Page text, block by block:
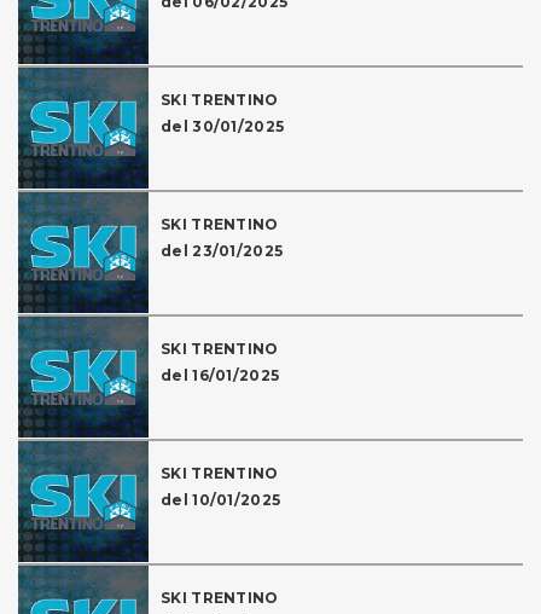
SKI TRENTINO
del 30/01/2025
SKI TRENTINO
del 23/01/2025
SKI TRENTINO
del 16/01/2025
SKI TRENTINO
del 10/01/2025
SKI TRENTINO